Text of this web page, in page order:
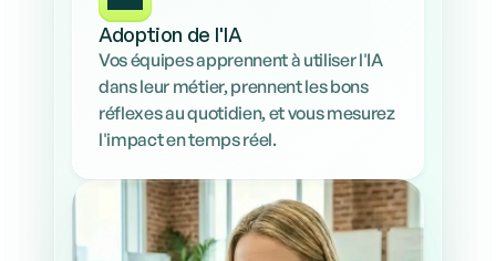
Adoption de l'IA
Vos équipes apprennent à utiliser l'IA
dans leur métier, prennent les bons
réflexes au quotidien, et vous mesurez
l'impact en temps réel.